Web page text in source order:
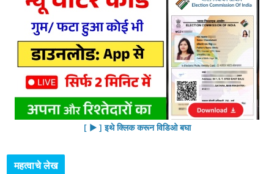
[ ▶︎ ] इथे क्लिक करून विडिओ बघा
महत्वाचे लेख